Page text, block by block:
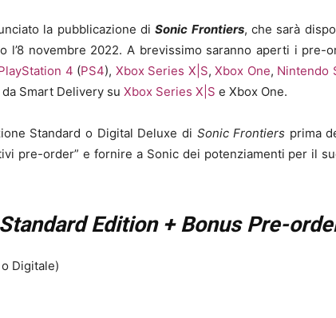
la pubblicazione diSonic Frontiers, che sarà
l’8 novembre 2022. A brevissimo saranno aperti i pre-
4 (PS4), Xbox Series X|S,Xbox One, Nintendo
Smart Delivery su Xbox Series X|S e Xbox One.
Standard o Digital Deluxe di Sonic Frontiers prima
pre-order” e fornire a Sonic dei potenziamenti per il
Edition + Bonus Pre-
Digitale)